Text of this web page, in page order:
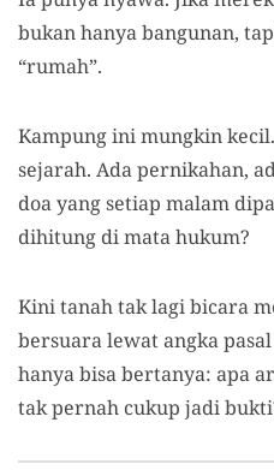
bukan hanya bangunan,
“rumah”.
Kampung ini mungkin
sejarah. Ada pernikahan,
doa yang setiap malam
dihitung di mata hukum?
Kini tanah tak lagi bicara
bersuara lewat angka
hanya bisa bertanya: apa
tak pernah cukup jadi